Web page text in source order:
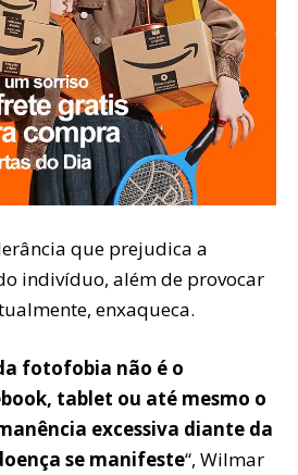
que prejudica a
indivíduo, além de provocar
enxaqueca.
fotofobia não é o
tablet ou até mesmo o
excessiva diante da
se manifeste“, Wilmar